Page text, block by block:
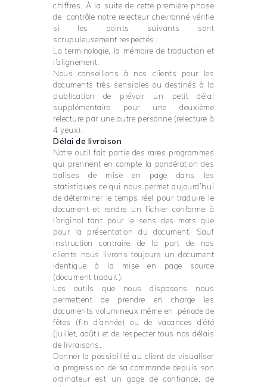
chiffres. À la suite de cette première phase
de contrôle notre relecteur chevronné vérifie
si les points suivants sont
scrupuleusement respectés :
La terminologie, la mémoire de traduction et
l’alignement.
Nous conseillons à nos clients pour les
documents très sensibles ou destinés à la
publication de prévoir un petit délai
supplémentaire pour une deuxième
relecture par une autre personne (relecture à
4 yeux).
Délai de livraison
Notre outil fait partie des rares programmes
qui prennent en compte la pondération des
balises de mise en page dans les
statistiques ce qui nous permet aujourd’hui
de déterminer le temps réel pour traduire le
document et rendre un fichier conforme à
l’original tant pour le sens des mots que
pour la présentation du document. Sauf
instruction contraire de la part de nos
clients nous livrons toujours un document
identique à la mise en page source
(document traduit).
Les outils que nous disposons nous
permettent de prendre en charge les
documents volumineux même en période de
fêtes (fin d’année) ou de vacances d’été
(juillet, août) et de respecter tous nos délais
de livraisons.
Donner la possibilité au client de visualiser
la progression de sa commande depuis son
ordinateur est un gage de confiance, de